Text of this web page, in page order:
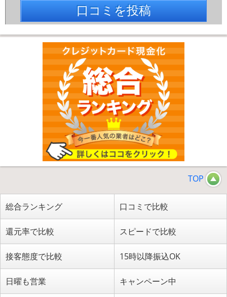
口コミを投稿
TOP
総合ランキング 口コミで比較
還元率で比較 スピードで比較
接客態度で比較 15時以降振込OK
日曜も営業 キャンペーン中